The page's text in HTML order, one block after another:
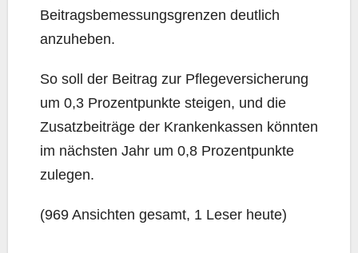
Bei­trags­be­mes­sungs­gren­zen deut­lich
anzuheben.
So soll der Bei­trag zur Pfle­ge­ver­si­che­rung
um 0,3 Pro­zent­punk­te stei­gen, und die
Zusatz­bei­trä­ge der Kran­ken­kas­sen könn­ten
im nächs­ten Jahr um 0,8 Pro­zent­punk­te
zulegen.
(969 Ansich­ten gesamt, 1 Leser heute)